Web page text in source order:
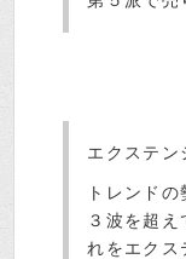
エクステン
トレンド
３波を超
れをエクス